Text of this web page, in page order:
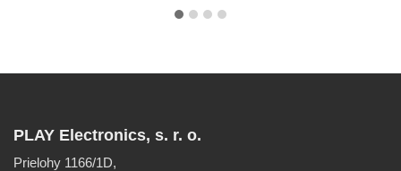
PLAY Electronics, s. r. o.
Prielohy 1166/1D,